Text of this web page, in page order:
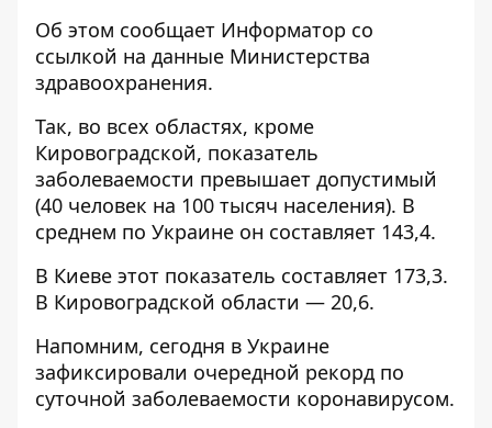
Об этом сообщает Информатор со
ссылкой на данные Министерства
здравоохранения.
Так, во всех областях, кроме
Кировоградской, показатель
заболеваемости превышает допустимый
(40 человек на 100 тысяч населения). В
среднем по Украине он составляет 143,4.
В Киеве этот показатель составляет 173,3.
В Кировоградской области — 20,6.
Напомним, сегодня в Украине
зафиксировали очередной рекорд по
суточной заболеваемости коронавирусом.